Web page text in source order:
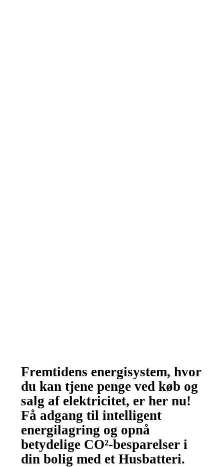
Fremtidens energisystem, hvor
du kan tjene penge ved køb og
salg af elektricitet, er her nu!
Få adgang til intelligent
energilagring og opnå
betydelige CO²-besparelser i
din bolig med et Husbatteri.